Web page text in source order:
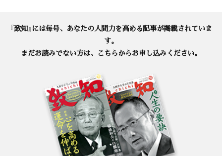
『致知』には毎号、あなたの人間力を高める記事が掲載されていま
す。
まだお読みでない方は、こちらからお申し込みください。